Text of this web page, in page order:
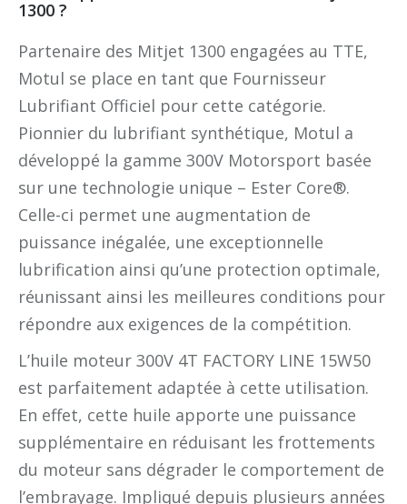
1300 ?
Partenaire des Mitjet 1300 engagées au TTE,
Motul se place en tant que Fournisseur
Lubrifiant Officiel pour cette catégorie.
Pionnier du lubrifiant synthétique, Motul a
développé la gamme 300V Motorsport basée
sur une technologie unique – Ester Core®.
Celle-ci permet une augmentation de
puissance inégalée, une exceptionnelle
lubrification ainsi qu’une protection optimale,
réunissant ainsi les meilleures conditions pour
répondre aux exigences de la compétition.
L’huile moteur 300V 4T FACTORY LINE 15W50
est parfaitement adaptée à cette utilisation.
En effet, cette huile apporte une puissance
supplémentaire en réduisant les frottements
du moteur sans dégrader le comportement de
l’embrayage. Impliqué depuis plusieurs années